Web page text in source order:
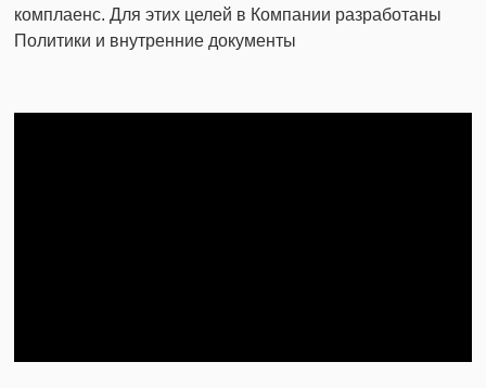
комплаенс. Для этих целей в Компании разработаны
Политики и внутренние документы